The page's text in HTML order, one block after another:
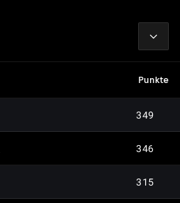
Punkte
349
346
315